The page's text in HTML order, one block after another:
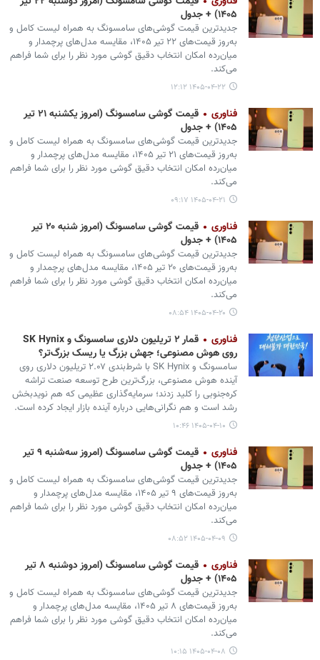
۱۴۰۵) + جدول
جدیدترین قیمت گوشی‌های سامسونگ به همراه لیست کامل و
به‌روز قیمت‌های ۲۲ تیر ۱۴۰۵، مقایسه مدل‌های پرچمدار و
میان‌رده امکان انتخاب دقیق گوشی مورد نظر را برای شما فراهم
می‌کند.
۱۴۰۵-۰۴-۲۲ ۱۲:۱۲
فناوری
قیمت گوشی سامسونگ (امروز یکشنبه ۲۱ تیر
۱۴۰۵) + جدول
جدیدترین قیمت گوشی‌های سامسونگ به همراه لیست کامل و
به‌روز قیمت‌های ۲۱ تیر ۱۴۰۵، مقایسه مدل‌های پرچمدار و
میان‌رده امکان انتخاب دقیق گوشی مورد نظر را برای شما فراهم
می‌کند.
۱۴۰۵-۰۴-۲۱ ۰۹:۱۷
فناوری
قیمت گوشی سامسونگ (امروز شنبه ۲۰ تیر
۱۴۰۵) + جدول
جدیدترین قیمت گوشی‌های سامسونگ به همراه لیست کامل و
به‌روز قیمت‌های ۲۰ تیر ۱۴۰۵، مقایسه مدل‌های پرچمدار و
میان‌رده امکان انتخاب دقیق گوشی مورد نظر را برای شما فراهم
می‌کند.
۱۴۰۵-۰۴-۲۰ ۰۸:۵۴
فناوری
قمار ۲ تریلیون دلاری سامسونگ و SK Hynix
روی هوش مصنوعی؛ جهش بزرگ یا ریسک بزرگ‌تر؟
سامسونگ و SK Hynix با شرط‌بندی ۲.۰۷ تریلیون دلاری روی
آینده هوش مصنوعی، بزرگ‌ترین طرح توسعه صنعت تراشه
کره‌جنوبی را کلید زدند؛ سرمایه‌گذاری عظیمی که هم نویدبخش
رشد است و هم نگرانی‌هایی درباره آینده بازار ایجاد کرده است.
۱۴۰۵-۰۴-۱۰ ۱۰:۴۶
فناوری
قیمت گوشی سامسونگ (امروز سه‌شنبه ۹ تیر
۱۴۰۵) + جدول
جدیدترین قیمت گوشی‌های سامسونگ به همراه لیست کامل و
به‌روز قیمت‌های ۹ تیر ۱۴۰۵، مقایسه مدل‌های پرچمدار و
میان‌رده امکان انتخاب دقیق گوشی مورد نظر را برای شما فراهم
می‌کند.
۱۴۰۵-۰۴-۰۹ ۰۸:۵۲
فناوری
قیمت گوشی سامسونگ (امروز دوشنبه ۸ تیر
۱۴۰۵) + جدول
جدیدترین قیمت گوشی‌های سامسونگ به همراه لیست کامل و
به‌روز قیمت‌های ۸ تیر ۱۴۰۵، مقایسه مدل‌های پرچمدار و
میان‌رده امکان انتخاب دقیق گوشی مورد نظر را برای شما فراهم
می‌کند.
۱۴۰۵-۰۴-۰۸ ۱۰:۱۵